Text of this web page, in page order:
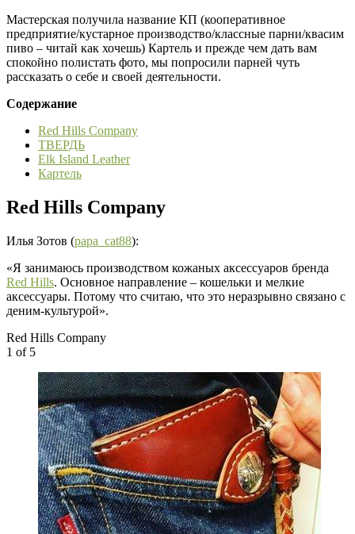
Мастерская получила название КП (кооперативное
предприятие/кустарное производство/классные парни/квасим
пиво – читай как хочешь) Картель и прежде чем дать вам
спокойно полистать фото, мы попросили парней чуть
рассказать о себе и своей деятельности.
Содержание
Red Hills Company
ТВЕРДЬ
Elk Island Leather
Картель
Red Hills Company
Илья Зотов (papa_cat88):
«Я занимаюсь производством кожаных аксессуаров бренда
Red Hills. Основное направление – кошельки и мелкие
аксессуары. Потому что считаю, что это неразрывно связано с
деним-культурой».
Red Hills Company
1 of 5